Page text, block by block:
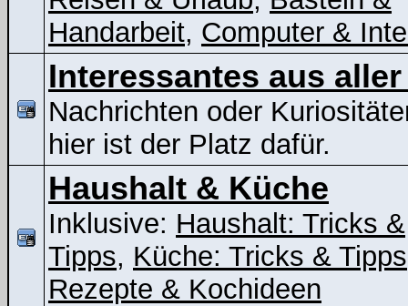
Handarbeit, Computer &
Interessantes aus
Nachrichten oder
hier ist der Platz dafür.
Haushalt & Küche
Inklusive: Haushalt: Tricks &
Tipps, Küche: Tricks & Tipps
Rezepte & Kochideen